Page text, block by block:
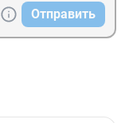
Отправить